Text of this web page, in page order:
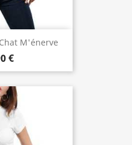
M'énerve
€